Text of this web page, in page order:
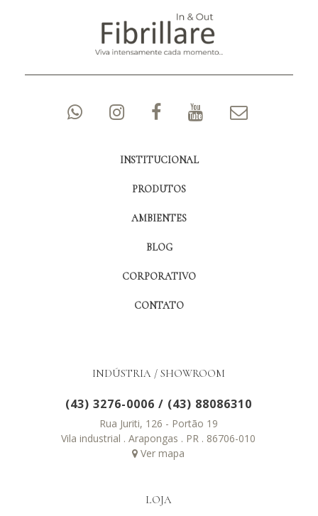
INSTITUCIONAL
PRODUTOS
AMBIENTES
BLOG
CORPORATIVO
CONTATO
INDÚSTRIA / SHOWROOM
(43) 3276-0006 / (43) 88086310
Rua Juriti, 126 - Portão 19
Vila industrial . Arapongas . PR . 86706-010
Ver mapa
LOJA